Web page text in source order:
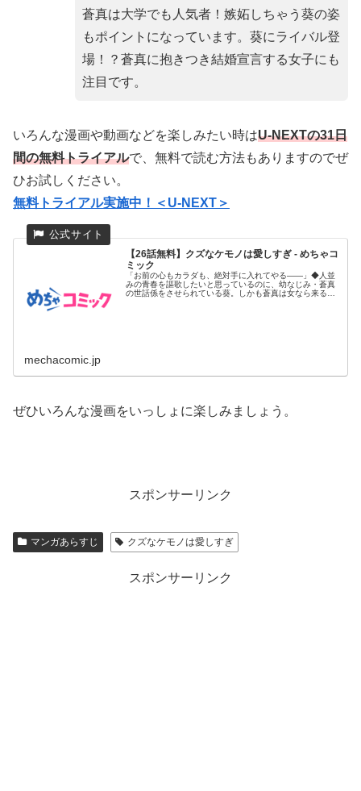
蒼真は大学でも人気者！嫉妬しちゃう葵の姿
もポイントになっています。葵にライバル登
場！？蒼真に抱きつき結婚宣言する女子にも
注目です。
いろんな漫画や動画などを楽しみたい時はU-NEXTの31日
間の無料トライアルで、無料で読む方法もありますのでぜ
ひお試しください。
無料トライアル実施中！＜U-NEXT＞
【26話無料】クズなケモノは愛しすぎ - めちゃコ
ミック
「お前の心もカラダも、絶対手に入れてやる――」◆人並
みの青春を謳歌したいと思っているのに、幼なじみ・蒼真
の世話係をさせられている葵。しかも蒼真は女なら来るも
mechacomic.jp
ぜひいろんな漫画をいっしょに楽しみましょう。
スポンサーリンク
マンガあらすじ クズなケモノは愛しすぎ
スポンサーリンク